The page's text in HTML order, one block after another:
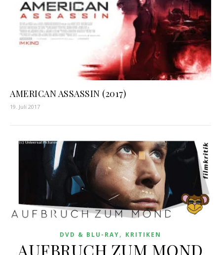
AMERICAN ASSASSIN (2017)
19. Juli 2017
DVD & BLU-RAY, KRITIKEN
AUFBRUCH ZUM MOND